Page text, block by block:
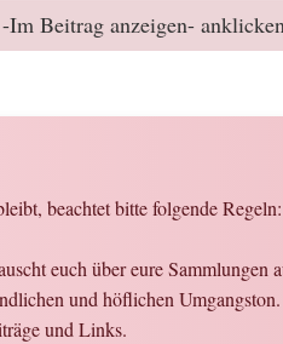
Beitrag anzeigen-
beachtet bitte folgende Regeln:
euch über eure
und höflichen Umgangston.
und Links.